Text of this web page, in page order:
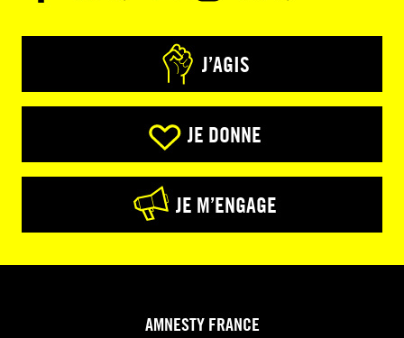
J’AGIS
JE DONNE
JE M’ENGAGE
AMNESTY FRANCE